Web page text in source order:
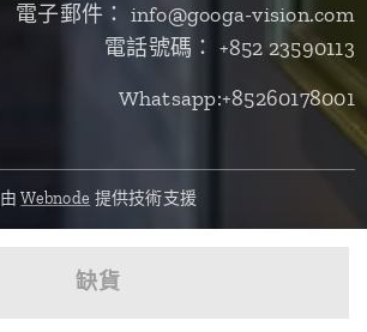
缺貨
電子郵件： info@googa-vision.com
電話號碼： +852 23590113
Whatsapp:+85260178001
由Webnode 提供技術支援